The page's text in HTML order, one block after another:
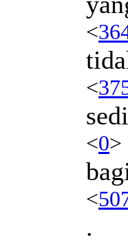
<
<
<0>
<
.